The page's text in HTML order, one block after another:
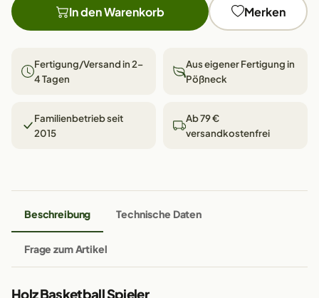
In den Warenkorb Merken
Fertigung/Versand in 2–
4 Tagen
Aus eigener Fertigung in
Pößneck
Familienbetrieb seit
2015
Ab 79 €
versandkostenfrei
Beschreibung Technische Daten
Frage zum Artikel
Holz Basketball Spieler